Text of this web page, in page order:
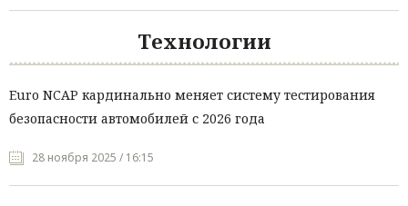
Технологии
Euro NCAP кардинально меняет систему тестирования
безопасности автомобилей с 2026 года
28 ноября 2025 / 16:15